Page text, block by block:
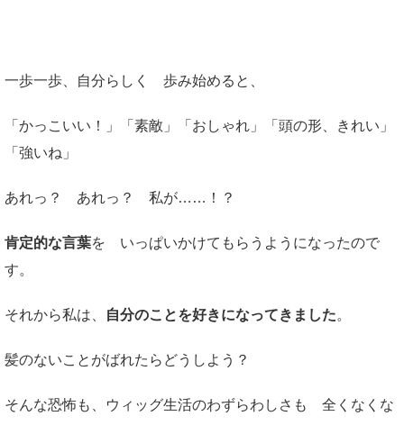
一歩一歩、自分らしく 歩み始めると、
「かっこいい！」「素敵」「おしゃれ」「頭の形、きれい」
「強いね」
あれっ？ あれっ？ 私が……！？
肯定的な言葉を いっぱいかけてもらうようになったので
す。
それから私は、 自分のことを好きになってきました。
髪のないことがばれたらどうしよう？
そんな恐怖も、ウィッグ生活のわずらわしさも 全くなくな